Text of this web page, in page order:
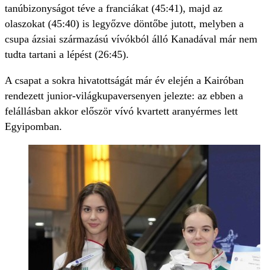
tanúbizonyságot téve a franciákat (45:41), majd az
olaszokat (45:40) is legyőzve döntőbe jutott, melyben a
csupa ázsiai származású vívókból álló Kanadával már nem
tudta tartani a lépést (26:45).
A csapat a sokra hivatottságát már év elején a Kairóban
rendezett junior-világkupaversenyen jelezte: az ebben a
felállásban akkor először vívó kvartett aranyérmes lett
Egyipomban.